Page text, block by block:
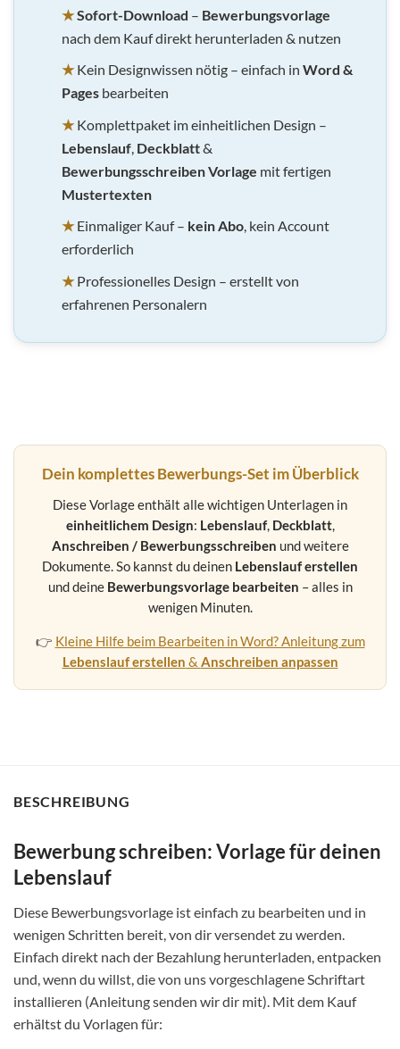
★Sofort-Download – Bewerbungsvorlage
nach dem Kauf direkt herunterladen & nutzen
★Kein Designwissen nötig – einfach in Word &
Pagesbearbeiten
★Komplettpaket im einheitlichen Design –
Lebenslauf, Deckblatt&
Bewerbungsschreiben Vorlage mit fertigen
Mustertexten
★Einmaliger Kauf – kein Abo, kein Account
erforderlich
★Professionelles Design – erstellt von
erfahrenen Personalern
Dein komplettes Bewerbungs-Set im Überblick
Diese Vorlage enthält alle wichtigen Unterlagen in
einheitlichem Design: Lebenslauf, Deckblatt,
Anschreiben / Bewerbungsschreiben und weitere
Dokumente. So kannst du deinen Lebenslauf erstellen
und deine Bewerbungsvorlage bearbeiten – alles in
wenigen Minuten.
👉 Kleine Hilfe beim Bearbeiten in Word? Anleitung zum
Lebenslauf erstellen & Anschreiben anpassen
BESCHREIBUNG
Bewerbung schreiben: Vorlage für deinen
Lebenslauf
Diese Bewerbungsvorlage ist einfach zu bearbeiten und in
wenigen Schritten bereit, von dir versendet zu werden.
Einfach direkt nach der Bezahlung herunterladen, entpacken
und, wenn du willst, die von uns vorgeschlagene Schriftart
installieren (Anleitung senden wir dir mit). Mit dem Kauf
erhältst du Vorlagen für: